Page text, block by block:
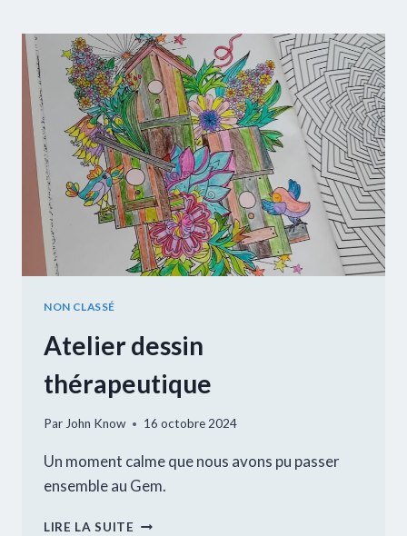
HALO
REACH
NON CLASSÉ
Atelier dessin
thérapeutique
ParJohn Know 16 octobre 2024
Un moment calme que nous avons pu passer
ensemble au Gem.
LIRE LA SUITE ATELIER